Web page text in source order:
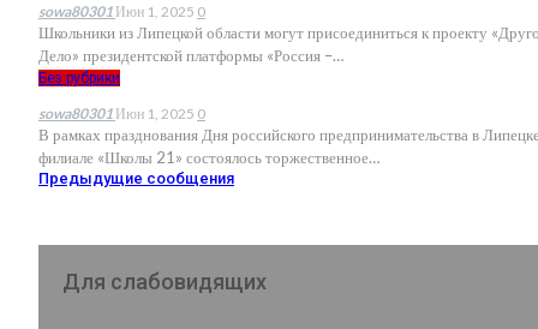
sowa80301 Июн 1, 2025 0
Школьники из Липецкой области могут присоединиться к проекту
Дело» президентской платформы «Россия –…
Без рубрики
sowa80301 Июн 1, 2025 0
В рамках празднования Дня российского предпринимательства в
филиале «Школы 21» состоялось торжественное…
Предыдущие сообщения
Для слабовидящих